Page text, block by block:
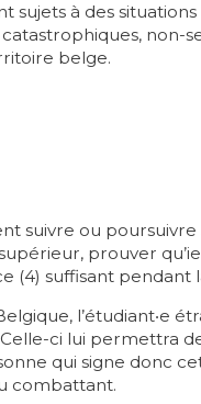
sujets à des
non-
belge.
suivre ou
prouver
(4) suffisant pendant
l’étudiant‧e
ci lui permettra
qui signe donc
combattant.